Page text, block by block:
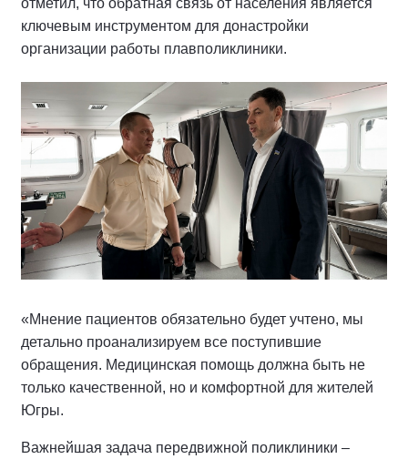
отметил, что обратная связь от населения является
ключевым инструментом для донастройки
организации работы плавполиклиники.
«Мнение пациентов обязательно будет учтено, мы
детально проанализируем все поступившие
обращения. Медицинская помощь должна быть не
только качественной, но и комфортной для жителей
Югры.
Важнейшая задача передвижной поликлиники –